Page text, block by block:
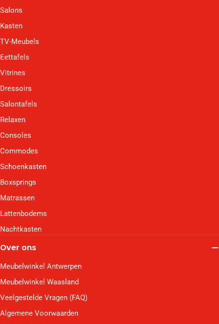
Salons
Kasten
TV-Meubels
Eettafels
Vitrines
Dressoirs
Salontafels
Relaxen
Consoles
Commodes
Schoenkasten
Boxsprings
Matrassen
Lattenbodems
Nachtkasten
Over ons
Meubelwinkel Antwerpen
Meubelwinkel Waasland
Veelgestelde Vragen (FAQ)
Algemene Voorwaarden